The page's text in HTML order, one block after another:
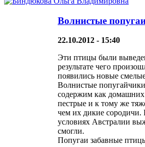
Волнистые
22.10.2012 - 15:40
Эти птицы были
результате чего
появились новые
Волнистые
содержим как
пестрые и к тому же
чем их дикие
условиях Австралии
смогли.
Попугаи забавные